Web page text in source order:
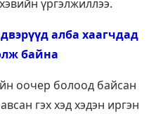
үргэлжиллээ.
алба хаагчдад
байна
оочер болоод байсан
гэх хэд хэдэн иргэн